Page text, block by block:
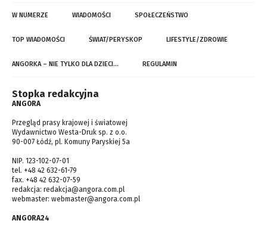
W NUMERZE WIADOMOŚCI SPOŁECZEŃSTWO
TOP WIADOMOŚCI ŚWIAT/PERYSKOP LIFESTYLE/ZDROWIE
ANGORKA – NIE TYLKO DLA DZIECI… REGULAMIN
Stopka redakcyjna
ANGORA
Przegląd prasy krajowej i światowej
Wydawnictwo Westa-Druk sp. z o.o.
90-007 Łódź, pl. Komuny Paryskiej 5a
NIP. 123-102-07-01
tel. +48 42 632-61-79
fax. +48 42 632-07-59
redakcja: redakcja@angora.com.pl
webmaster: webmaster@angora.com.pl
ANGORA24